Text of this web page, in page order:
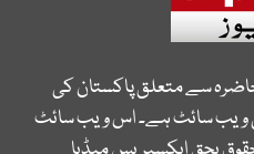
سے متعلق پاکستان کی
ویب سائٹ ہے۔ اس ویب سائٹ